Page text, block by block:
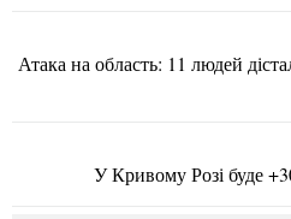
Атака на область: 11 людей
У Кривому Розі буде